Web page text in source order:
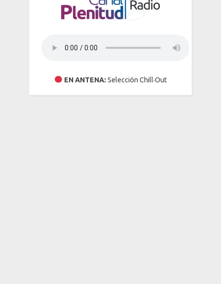
EN ANTENA:Selección Chill·Out